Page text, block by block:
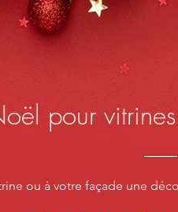
pour
ou à votre façade une